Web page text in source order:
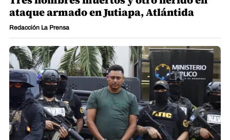
ataque armado en Jutiapa, Atlántida
Redacción La Prensa